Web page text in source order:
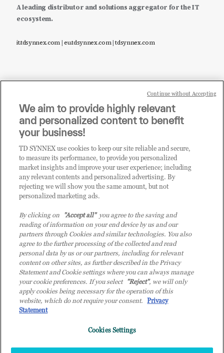
A leading distributor and solutions aggregator for the IT
ecosystem.
it.tdsynnex.com|eu.tdsynnex.com|tdsynnex.com
Sei un rivenditore di tecnologia e desideri acquistare
i prodotti o le soluzioni trattate sul blog?
CLICCA QUI E DIVENTA
CLIENTE TD SYNNEX
© 2026 TD SYNNEX Italy S.r.l. - Sede legale: via Luigi Russolo 9, 20138 Milano
(MI) - Numero di iscrizione al Registro delle Imprese di Milano e Codice Fiscale:
07092780159 - P.IVA: 07092780159 - Eur 12.569.000,00 i.v - TD SYNNEX e TD
in altri Paesi. Società a socio unico soggetta all’attività di direzione e coordinamento
We aim to provide highly relevant
and personalized content to benefit
your business!
TD SYNNEX use cookies to keep our site reliable and secure,
to measure its performance, to provide you personalized
market insights and improve your user experience; including
any relevant contents and personalized advertising. By
rejecting we will show you the same amount, but not
personalized marketing ads.
By clicking on "Accept all"you agree to the saving and
reading of information on your end device by us and our
partners through Cookies and similar technologies. You also
agree to the further processing of the collected and read
personal data by us or our partners, including for relevant
content on other sites, as further described in the Privacy
Statement and Cookie settings where you can always manage
your cookie preferences. If you select "Reject", we will only
apply cookies being necessary for the operation of this
website, which do not require your consent. Privacy
Statement
Cookies Settings
Continue without Accepting